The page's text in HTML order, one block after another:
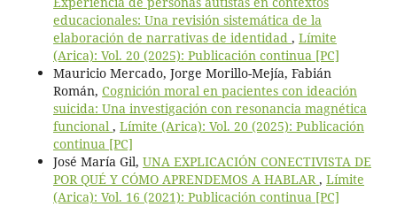
educacionales: Una revisión sistemática de la
elaboración de narrativas de identidad , Límite
(Arica): Vol. 20 (2025): Publicación continua [PC]
Mauricio Mercado, Jorge Morillo-Mejía, Fabián
Román, Cognición moral en pacientes con ideación
suicida: Una investigación con resonancia magnética
funcional , Límite (Arica): Vol. 20 (2025): Publicación
continua [PC]
José María Gil, UNA EXPLICACIÓN CONECTIVISTA DE
POR QUÉ Y CÓMO APRENDEMOS A HABLAR , Límite
(Arica): Vol. 16 (2021): Publicación continua [PC]